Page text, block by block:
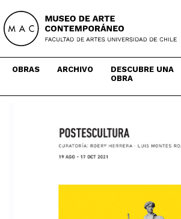
content
OBRAS ARCHIVO
DESCUBRE UNA
OBRA